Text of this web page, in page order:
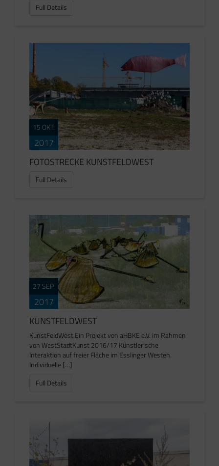
Full Details
15 OKT.
2017
FOTOSTRECKE KUNSTFELDWEST
Full Details
27 SEP.
2017
KUNSTFELDWEST
KunstFeldWest Ein Projekt von aHBKE e.V. im Rahmen
von WestStadtKunst 2016/17 Künstlerische
Interaktion auf freier Fläche im Esslinger Westen.
Individuelle […]
Full Details